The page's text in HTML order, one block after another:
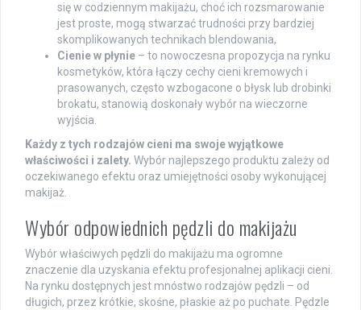
się w codziennym makijażu, choć ich rozsmarowanie
jest proste, mogą stwarzać trudności przy bardziej
skomplikowanych technikach blendowania,
Cienie w płynie – to nowoczesna propozycja na rynku
kosmetyków, która łączy cechy cieni kremowych i
prasowanych, często wzbogacone o błysk lub drobinki
brokatu, stanowią doskonały wybór na wieczorne
wyjścia.
Każdy z tych rodzajów cieni ma swoje wyjątkowe
właściwości i zalety. Wybór najlepszego produktu zależy od
oczekiwanego efektu oraz umiejętności osoby wykonującej
makijaż.
Wybór odpowiednich pędzli do makijażu
Wybór właściwych pędzli do makijażu ma ogromne
znaczenie dla uzyskania efektu profesjonalnej aplikacji cieni.
Na rynku dostępnych jest mnóstwo rodzajów pędzli – od
długich, przez krótkie, skośne, płaskie aż po puchate. Pędzle